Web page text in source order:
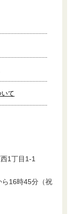
て
1丁目1-1
ら16時45分（祝